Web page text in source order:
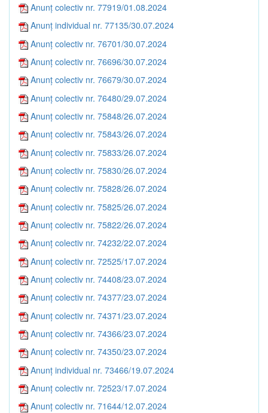
Anunț colectiv nr. 77919/01.08.2024
Anunț individual nr. 77135/30.07.2024
Anunț colectiv nr. 76701/30.07.2024
Anunț colectiv nr. 76696/30.07.2024
Anunț colectiv nr. 76679/30.07.2024
Anunț colectiv nr. 76480/29.07.2024
Anunț colectiv nr. 75848/26.07.2024
Anunț colectiv nr. 75843/26.07.2024
Anunț colectiv nr. 75833/26.07.2024
Anunț colectiv nr. 75830/26.07.2024
Anunț colectiv nr. 75828/26.07.2024
Anunț colectiv nr. 75825/26.07.2024
Anunț colectiv nr. 75822/26.07.2024
Anunț colectiv nr. 74232/22.07.2024
Anunț colectiv nr. 72525/17.07.2024
Anunț colectiv nr. 74408/23.07.2024
Anunț colectiv nr. 74377/23.07.2024
Anunț colectiv nr. 74371/23.07.2024
Anunț colectiv nr. 74366/23.07.2024
Anunț colectiv nr. 74350/23.07.2024
Anunț individual nr. 73466/19.07.2024
Anunț colectiv nr. 72523/17.07.2024
Anunț colectiv nr. 71644/12.07.2024